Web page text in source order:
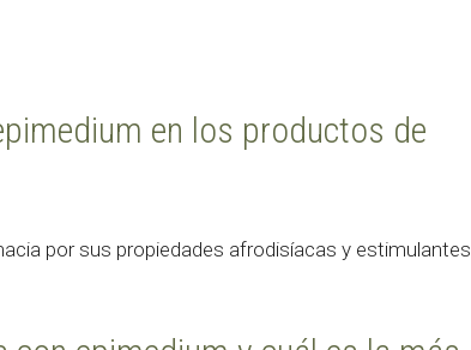
en los productos de
por sus propiedades afrodisíacas y estimulantes